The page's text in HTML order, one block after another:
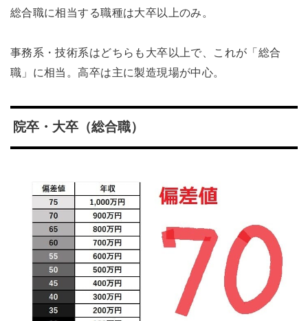
総合職に相当する職種は大卒以上のみ。
事務系・技術系はどちらも大卒以上で、これが「総合
職」に相当。高卒は主に製造現場が中心。
院卒・大卒（総合職）